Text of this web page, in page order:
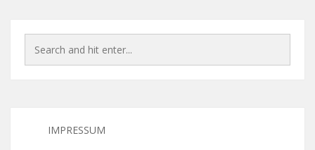
IMPRESSUM